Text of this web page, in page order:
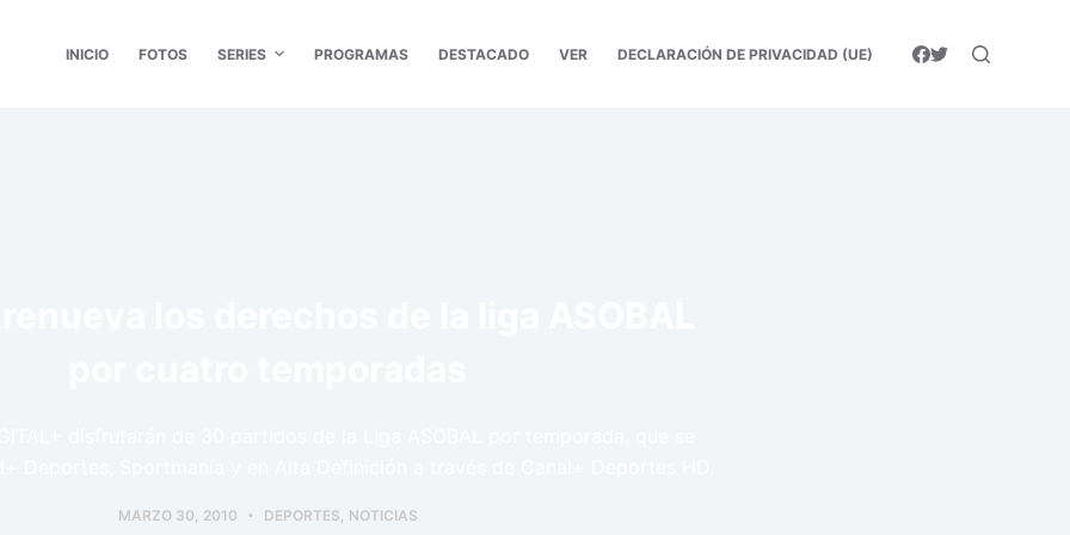
INICIO FOTOS SERIES PROGRAMAS DESTACADO VER DECLARACIÓN DE PRIVACIDAD (UE)
MARZO 30, 2010 DEPORTES NOTICIAS